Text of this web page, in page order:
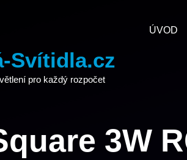
Svítidla.cz
pro každý rozpočet
ÚVOD
3W